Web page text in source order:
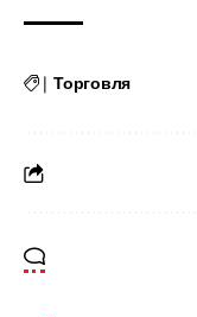
| Торговля